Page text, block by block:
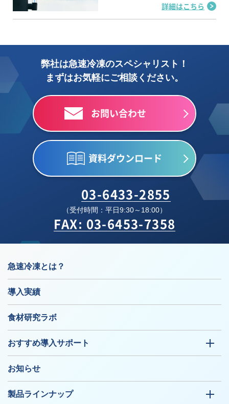
詳細はこちら
弊社は急速冷凍のスペシャリスト！
まずはお気軽にご相談ください。
お問い合わせ
資料ダウンロード
03-6433-2855
（受付時間：平日9:30～18:00）
FAX: 03-6453-7358
急速冷凍とは？
導入実績
食材研究ラボ
おすすめ導入サポート
お知らせ
製品ラインナップ